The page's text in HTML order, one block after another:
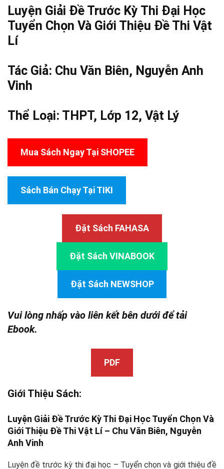
Luyện Giải Đề Trước Kỳ Thi Đại Học
Tuyển Chọn Và Giới Thiệu Đề Thi Vật
Lí
Tác Giả: Chu Văn Biên, Nguyễn Anh
Vinh
Thể Loại: THPT, Lớp 12, Vật Lý
Mua Sách Ngay Tại SHOPEE
Sách Bán Chạy Tại TIKI
Đặt Sách FAHASA
Đặt Sách VINABOOK
Đặt Sách NEWSHOP
Vui lòng nhấp vào liên kết bên dưới để tải
Ebook.
PDF
Giới Thiệu Sách:
Luyện Giải Đề Trước Kỳ Thi Đại Học Tuyển Chọn Và
Giới Thiệu Đề Thi Vật Lí – Chu Văn Biên, Nguyễn
Anh Vinh
Luyện đề trước kỳ thi đại học – Tuyển chọn và giới thiệu đề